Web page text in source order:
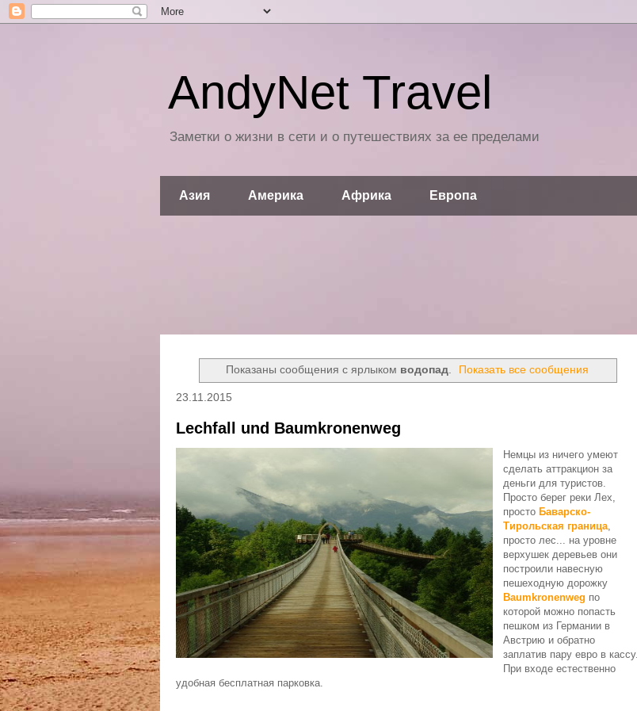
AndyNet Travel
Заметки о жизни в сети и о путешествиях за ее пределами
Азия Америка Африка Европа
Показаны сообщения с ярлыком водопад. Показать все сообщения
23.11.2015
Lechfall und Baumkronenweg
Немцы из ничего умеют
сделать аттракцион за
деньги для туристов.
Просто берег реки Лех,
просто Баварско-
Тирольская граница
просто лес... на уровне
верхушек деревьев они
построили навесную
пешеходную дорожку
Baumkronenweg по
которой можно попасть
пешком из Германии в
Австрию и обратно
заплатив пару евро в кассу.
При входе естественно
удобная бесплатная парковка.